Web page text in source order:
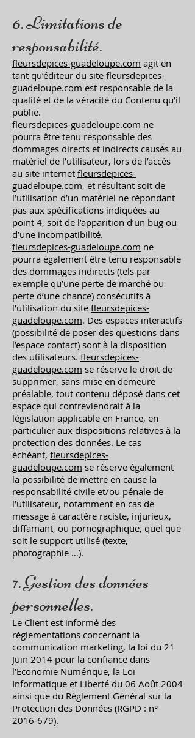
6. Limitations de
responsabilité.
fleursdepices-guadeloupe.com agit en
tant qu’éditeur du site fleursdepices-
guadeloupe.com est responsable de la
qualité et de la véracité du Contenu qu’il
publie.
fleursdepices-guadeloupe.com ne
pourra être tenu responsable des
dommages directs et indirects causés au
matériel de l’utilisateur, lors de l’accès
au site internet fleursdepices-
guadeloupe.com, et résultant soit de
l’utilisation d’un matériel ne répondant
pas aux spécifications indiquées au
point 4, soit de l’apparition d’un bug ou
d’une incompatibilité.
fleursdepices-guadeloupe.com ne
pourra également être tenu responsable
des dommages indirects (tels par
exemple qu’une perte de marché ou
perte d’une chance) consécutifs à
l’utilisation du site fleursdepices-
guadeloupe.com. Des espaces interactifs
(possibilité de poser des questions dans
l’espace contact) sont à la disposition
des utilisateurs. fleursdepices-
guadeloupe.com se réserve le droit de
supprimer, sans mise en demeure
préalable, tout contenu déposé dans cet
espace qui contreviendrait à la
législation applicable en France, en
particulier aux dispositions relatives à la
protection des données. Le cas
échéant, fleursdepices-
guadeloupe.com se réserve également
la possibilité de mettre en cause la
responsabilité civile et/ou pénale de
l’utilisateur, notamment en cas de
message à caractère raciste, injurieux,
diffamant, ou pornographique, quel que
soit le support utilisé (texte,
photographie …).
7. Gestion des données
personnelles.
Le Client est informé des
réglementations concernant la
communication marketing, la loi du 21
Juin 2014 pour la confiance dans
l’Economie Numérique, la Loi
Informatique et Liberté du 06 Août 2004
ainsi que du Règlement Général sur la
Protection des Données (RGPD : n°
2016-679).